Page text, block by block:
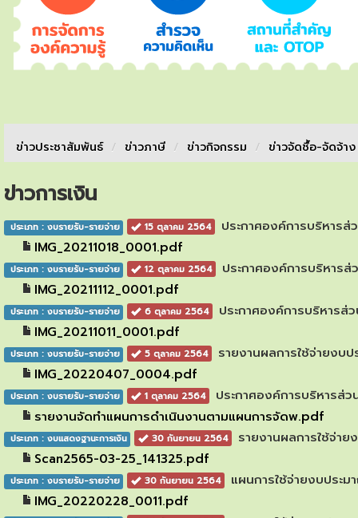
ข่าวประชาสัมพันธ์ / ข่าวภาษี / ข่าวกิจกรรม / ข่าวจัดชื้อ-จัดจ้า
ข่าวการเงิน
ประเภท : งบรายรับ-รายจ่าย 15 ตุลาคม 2564
ประกาศองค์การบริหาร
IMG_20211018_0001.pdf
ประเภท : งบรายรับ-รายจ่าย 12 ตุลาคม 2564
ประกาศองค์การบริหาร
IMG_20211112_0001.pdf
ประเภท : งบรายรับ-รายจ่าย 6 ตุลาคม 2564
ประกาศองค์การบริหารส่
IMG_20211011_0001.pdf
ประเภท : งบรายรับ-รายจ่าย 5 ตุลาคม 2564
รายงานผลการใช้จ่ายงบ
IMG_20220407_0004.pdf
ประเภท : งบรายรับ-รายจ่าย 1 ตุลาคม 2564
ประกาศองค์การบริหารส่
รายงานจัดทำแผนการดำเนินงานตามแผนการจัดพ.pdf
ประเภท : งบแสดงฐานะการเงิน 30 กันยายน 2564
รายงานผลการใช้จ่า
Scan2565-03-25_141325.pdf
ประเภท : งบรายรับ-รายจ่าย 30 กันยายน 2564
แผนการใช้จ่ายงบประ
IMG_20220228_0011.pdf